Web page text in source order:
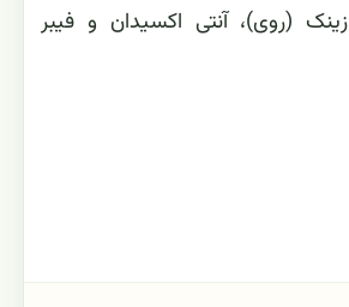
(روی)، آنتی اکسیدان و فیبر